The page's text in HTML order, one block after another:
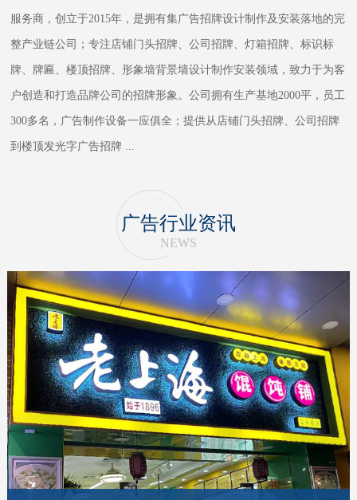
服务商，创立于2015年，是拥有集广告招牌设计制作及安装落地的完
整产业链公司；专注店铺门头招牌、公司招牌、灯箱招牌、标识标
牌、牌匾、楼顶招牌、形象墙背景墙设计制作安装领域，致力于为客
户创造和打造品牌公司的招牌形象。公司拥有生产基地2000平，员工
300多名，广告制作设备一应俱全；提供从店铺门头招牌、公司招牌
到楼顶发光字广告招牌
广告行业资讯
NEWS